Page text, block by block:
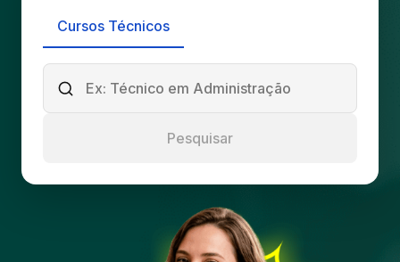
Cursos Técnicos
Pesquisar